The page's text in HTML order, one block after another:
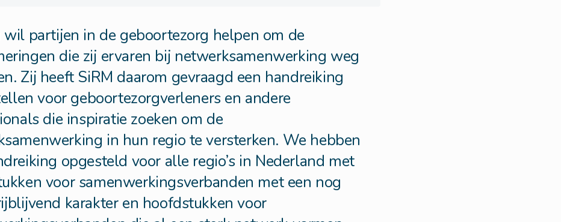
wil partijen in de geboortezorg helpen om de
die zij ervaren bij netwerksamenwerking weg
Zij heeft SiRM daarom gevraagd een handreiking
voor geboortezorgverleners en andere
die inspiratie zoeken om de
in hun regio te versterken. We hebben
opgesteld voor alle regio’s in Nederland met
voor samenwerkingsverbanden met een nog
karakter en hoofdstukken voor